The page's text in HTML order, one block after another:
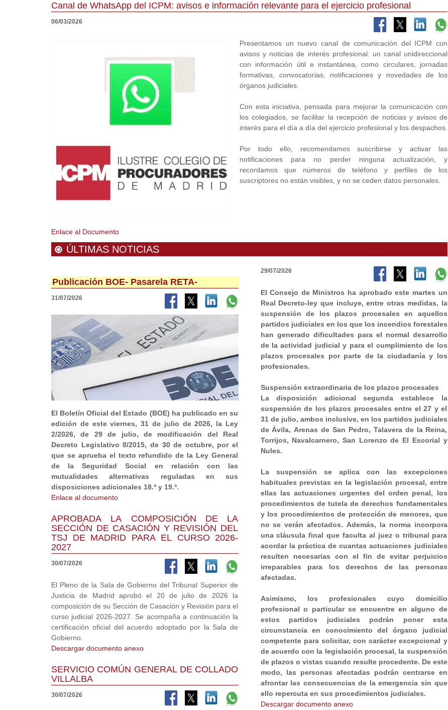
Canal de WhatsApp del ICPM: avisos e información relevante para el ejercicio profesional
06/03/2026
Presentamos un nuevo canal de comunicación del ICPM con
avisos y noticias de interés profesional: un canal unidireccional
con información útil e instantánea, como circulares, jornadas
formativas, convocatorias, notificaciones y novedades de los
órganos judiciales.
Con esta iniciativa, pensada para mejorar la comunicación con
los colegiados, se facilitar la recepción de noticias y avisos de
interés para el día a día del ejercicio profesional y los despachos.
Por todo ello, recomendamos suscribirse y activar las
notificaciones para no perder ninguna actualización, y
recordamos que números de teléfono y perfiles de los
suscriptores no están visibles, y no se ceden datos personales.
Enlace al Documento
ÚLTIMAS NOTICIAS
Publicación BOE- Pasarela RETA-
31/07/2026
El Boletín Oficial del Estado (BOE) ha publicado en su
edición de este viernes, 31 de julio de 2026, la Ley
2/2026, de 29 de julio, de modificación del Real
Decreto Legislativo 8/2015, de 30 de octubre, por el
que se aprueba el texto refundido de la Ley General
de la Seguridad Social en relación con las
mutualidades alternativas reguladas en sus
disposiciones adicionales 18.ª y 19.ª.
Enlace al documento
APROBADA LA COMPOSICIÓN DE LA
SECCIÓN DE CASACIÓN Y REVISIÓN DEL
TSJ DE MADRID PARA EL CURSO 2026-
2027
30/07/2026
El Pleno de la Sala de Gobierno del Tribunal Superior de
Justicia de Madrid aprobó el 20 de julio de 2026 la
composición de su Sección de Casación y Revisión para el
curso judicial 2026-2027. Se acompaña a continuación la
certificación oficial del acuerdo adoptado por la Sala de
Gobierno.
Descargar documento anexo
SERVICIO COMÚN GENERAL DE COLLADO
VILLALBA
30/07/2026
29/07/2026
El Consejo de Ministros ha aprobado este martes un
Real Decreto-ley que incluye, entre otras medidas, la
suspensión de los plazos procesales en aquellos
partidos judiciales en los que los incendios forestales
han generado dificultades para el normal desarrollo
de la actividad judicial y para el cumplimiento de los
plazos procesales por parte de la ciudadanía y los
profesionales.
Suspensión extraordinaria de los plazos procesales
La disposición adicional segunda establece la
suspensión de los plazos procesales entre el 27 y el
31 de julio, ambos inclusive, en los partidos judiciales
de Ávila, Arenas de San Pedro, Talavera de la Reina,
Torrijos, Navalcarnero, San Lorenzo de El Escorial y
Nules.
La suspensión se aplica con las excepciones
habituales previstas en la legislación procesal, entre
ellas las actuaciones urgentes del orden penal, los
procedimientos de tutela de derechos fundamentales
y los procedimientos de protección de menores, que
no se verán afectados. Además, la norma incorpora
una cláusula final que faculta al juez o tribunal para
acordar la práctica de cuantas actuaciones judiciales
resulten necesarias con el fin de evitar perjuicios
irreparables para los derechos de las personas
afectadas.
Asimismo, los profesionales cuyo domicilio
profesional o particular se encuentre en alguno de
estos partidos judiciales podrán poner esta
circunstancia en conocimiento del órgano judicial
competente para solicitar, con carácter excepcional y
de acuerdo con la legislación procesal, la suspensión
de plazos o vistas cuando resulte procedente. De este
modo, las personas afectadas podrán centrarse en
afrontar las consecuencias de la emergencia sin que
ello repercuta en sus procedimientos judiciales.
Descargar documento anexo